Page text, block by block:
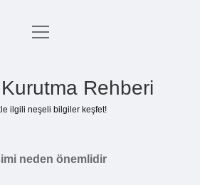
Anasayfa
menüyü
Rehberi
ilgili neşeli bilgiler keşfet!
neden önemlidir